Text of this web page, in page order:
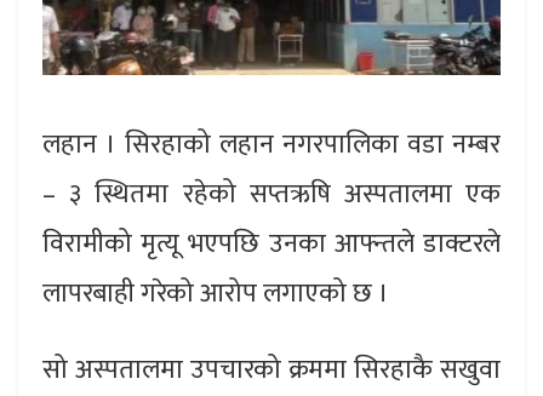
लहान । सिरहाको लहान नगरपालिका वडा नम्बर
– ३ स्थितमा रहेको सप्तऋषि अस्पतालमा एक
विरामीको मृत्यू भएपछि उनका आफ्न्तले डाक्टरले
लापरबाही गरेको आरोप लगाएको छ ।
सो अस्पतालमा उपचारको क्रममा सिरहाकै सखुवा